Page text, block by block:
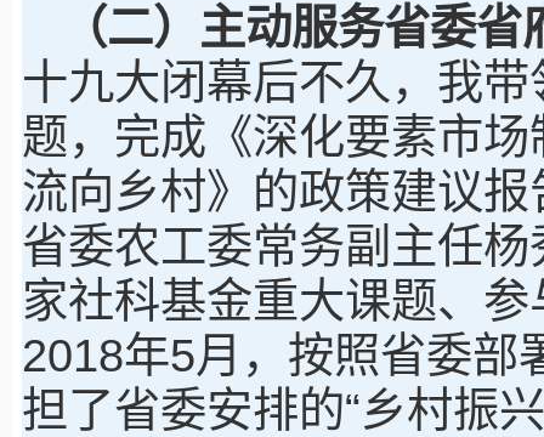
（二）主动服务省委
十九大闭幕后不久，我
题，完成《深化要素市
流向乡村》的政策建议
省委农工委常务副主任
家社科基金重大课题、
2018年5月，按照省委部
担了省委安排的“乡村振